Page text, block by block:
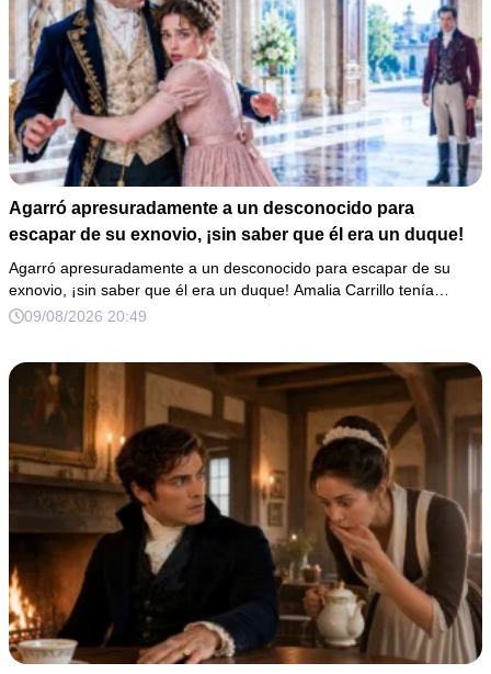
Agarró apresuradamente a un desconocido para
escapar de su exnovio, ¡sin saber que él era un duque!
Agarró apresuradamente a un desconocido para escapar de su
exnovio, ¡sin saber que él era un duque! Amalia Carrillo tenía…
09/08/2026 20:49